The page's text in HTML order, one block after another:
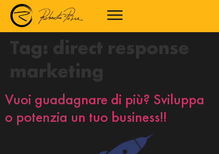
Tag: direct response
marketing
Vuoi guadagnare di più? Sviluppa
o potenzia un tuo business!!